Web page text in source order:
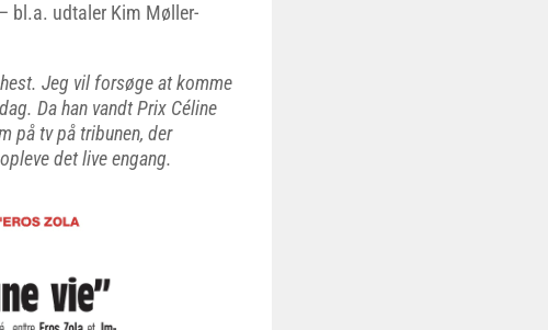
bl.a. udtaler Kim Møller-
Jeg vil forsøge at komme
Da han vandt Prix Céline
på tv på tribunen, der
det live engang.